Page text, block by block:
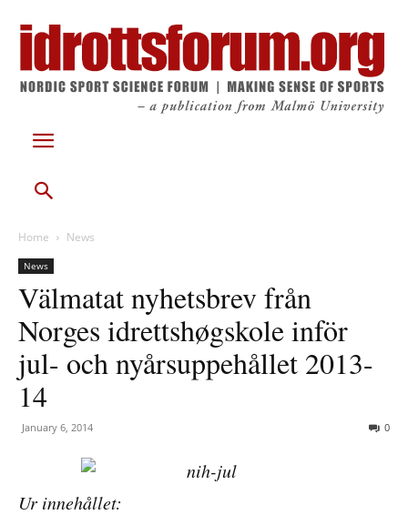
Home News
News
Välmatat nyhetsbrev från
Norges idrettshøgskole inför
jul- och nyårsuppehållet 2013-
14
January 6, 2014 0
Ur innehållet: